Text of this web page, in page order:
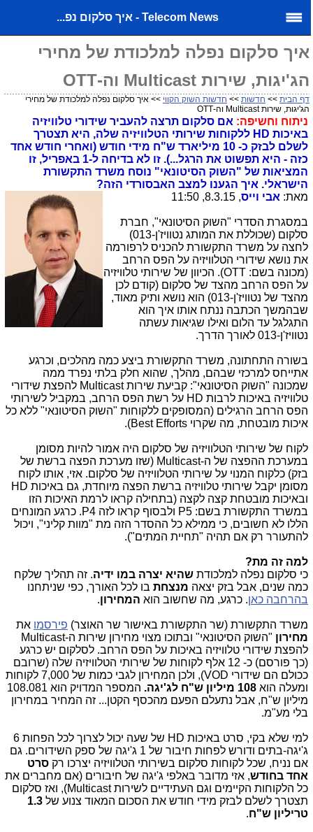
Telecom News - איך סלקום נפ...
איך סלקום נפלה למלכודת של מחירי
הג'יגות, שירות Multicast וה-OTT
דף הבית>> חדשות>> חדשות השוק הקווי>> איך סלקום נפלה למלכודת של מחירי
הג'יגות, שירות Multicast וה-OTT
ניתוח וחשיפה: אם סלקום תרצה להעביר שידורי טלוויזיה
באיכות HD ללקוחות שירותי הטלוויזיה שלה, היא תצטרך
לשלם לבזק כ- 10 מיליארד ש"ח מידי חודש (ואחרי חודש אחד
כזה - היא תפשוט את הרגל...). זו לא בדיחה ל-1 באפריל, זו
המציאות של "השוק הסיטונאי" נוסח משרד התקשורת
הישראלי. איך הגענו למצב האבסורדי הזה?
מאת: אבי וייס, 8.3.15, 11:50
במסגרת הסדרי "השוק הסיטונאי", חברת
סלקום (שכוללת את המותג נטוויז'ן-013)
לחצה על משרד התקשורת להכניס לרפורמה
את נושא שידורי הטלוויזיה על הפס הרחב
(מכונה בשם: OTT). הכיוון של שירותי טלוויזיה
על הפס הרחב מהצד של סלקום (קודם לכן
מהצד של נטוויז'ן-013) הוא נושא ותיק מאוד,
שבהמשך הכתבה ננתח אותו איך הוא
התגלגל עד הלום ואילו שגיאות עשתה
נטוויז'ן-013 לאורך הדרך.
בשורה התחתונה, משרד התקשורת ביצע כמה מהלכים, וכרגע
אתייחס למרכזי שבהם, מהלך, שהוא חלק בלתי נפרד ממה
שמכונה "השוק הסיטונאי": קביעת שירות Multicast להפצת שידורי
טלוויזיה באיכות לרבות HD על רשת הפס הרחב, במקביל לשירותי
הפס הרחב הרגילים (המסופקים ללקוחות "השוק הסיטונאי" ללא כל
איכות מובטחת, מה שקרוי Best Efforts).
לקוח של שירותי הטלוויזיה של סלקום היה אמור להיות מסומן
במערכת ההפצה של ה-Multicast (שזו מערכת הפצה ברשת של
בזק) כלקוח המנוי על שירותי הטלוויזיה של סלקום. אזי, אותו לקוח
מסומן יקבל שירותי טלוויזיה ברשת הפצה מיוחדת, גם באיכות HD
ובאיכות מובטחת קצה לקצה (בתחילה קראו לרמת האיכות הזו
במשרד התקשורת בשם: P5 ולבסוף קראו לזה P4. כרגע המונחים
הללו לא חשובים, כי ממילא כל ההסדר הזה מת "מוות קליני", ויכול
להתעורר רק אם תהיה "תחיית המתים").
למה זה מת?
כי סלקום נפלה למלכודת שהיא יצרה במו ידיה. זה תהליך שלקח
כמה שנים, אבל בזק יצאה מנצחת בו לכל האורך, כפי שניתחנו
בהרחבה כאן. כרגע, מה שחשוב הוא המחירון.
משרד התקשורת (שר התקשורת באישור שר האוצר) פירסמואת
מחירון
"השוק הסיטונאי" ובתוכו מצוי מחירון שירות ה-Multicast
להפצת שידורי טלוויזיה באיכות על הפס הרחב. לסלקום יש כרגע
(כך פורסם) כ- 12 אלף לקוחות של שירותי הטלוויזיה שלה (שרובם
ככולם הם שידורי VOD), ולכן המחירון לגבי כמות של 7,000 לקוחות
ומעלה הוא 108 מיליון ש"ח לג'יגה.
המספר המדויק הוא 108.081
מיליון ש"ח, אבל נתעלם הפעם מהכסף הקטן... זה המחיר במחירון
בלי מע"מ.
למי שלא בקי, סרט באיכות HD של שעה יכול לצרוך לכל הפחות 6
ג'יגה-בתים ודורש לפחות חיבור של 1 ג'יגה של ספק השידורים. גם
אם נניח, שכל לקוחות סלקום בשירותי הטלוויזיה יצרכו רק סרט
אחד בחודש, אזי מדובר באלפי ג'יגה של חיבורים (אם מחברים את
כל הלקוחות הקיימים וגם העתידיים לשירות Multicast), ואז סלקום
תצטרך לשלם לבזק מידי חודש את הסכום המאוד צנוע של 1.3
טריליון ש"ח.